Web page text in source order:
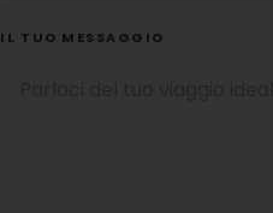
IL TUO MESSAGGIO